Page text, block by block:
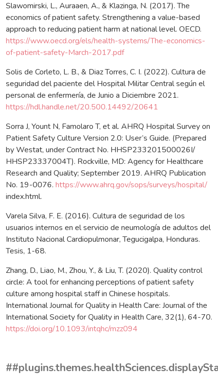
Slawomirski, L., Auraaen, A., & Klazinga, N. (2017). The
economics of patient safety. Strengthening a value-based
approach to reducing patient harm at national level. OECD.
https://www.oecd.org/els/health-systems/The-economics-
of-patient-safety-March-2017.pdf
Solis de Corleto, L. B., & Diaz Torres, C. I. (2022). Cultura de
seguridad del paciente del Hospital Militar Central según el
personal de enfermería, de Junio a Diciembre 2021.
https://hdl.handle.net/20.500.14492/20641
Sorra J, Yount N, Famolaro T, et al. AHRQ Hospital Survey on
Patient Safety Culture Version 2.0: User’s Guide. (Prepared
by Westat, under Contract No. HHSP233201500026I/
HHSP23337004T). Rockville, MD: Agency for Healthcare
Research and Quality; September 2019. AHRQ Publication
No. 19-0076. https://www.ahrq.gov/sops/surveys/hospital/
index.html.
Varela Silva, F. E. (2016). Cultura de seguridad de los
usuarios internos en el servicio de neumología de adultos del
Instituto Nacional Cardiopulmonar, Tegucigalpa, Honduras.
Tesis, 1-68.
Zhang, D., Liao, M., Zhou, Y., & Liu, T. (2020). Quality control
circle: A tool for enhancing perceptions of patient safety
culture among hospital staff in Chinese hospitals.
International Journal for Quality in Health Care: Journal of the
International Society for Quality in Health Care, 32(1), 64-70.
https://doi.org/10.1093/intqhc/mzz094